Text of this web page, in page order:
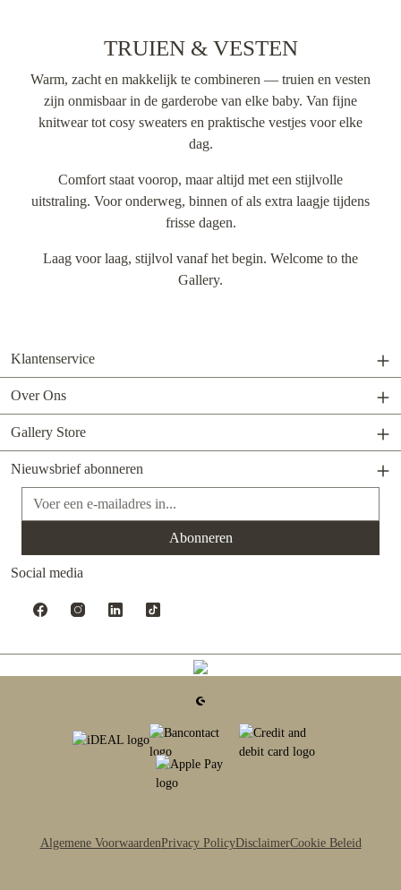
TRUIEN & VESTEN
Warm, zacht en makkelijk te combineren — truien en vesten
zijn onmisbaar in de garderobe van elke baby. Van fijne
knitwear tot cosy sweaters en praktische vestjes voor elke
dag.
Comfort staat voorop, maar altijd met een stijlvolle
uitstraling. Voor onderweg, binnen of als extra laagje tijdens
frisse dagen.
Laag voor laag, stijlvol vanaf het begin. Welcome to the
Gallery.
Klantenservice
Over Ons
Gallery Store
Nieuwsbrief abonneren
E-mailadres*
Abonneren
Social media
Algemene VoorwaardenPrivacy PolicyDisclaimerCookie Beleid